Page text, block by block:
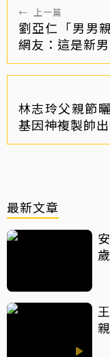
← 上一篇
劉亞仁「男男
網友：這是新
林志玲父親節
基因神複製帥
最新文章